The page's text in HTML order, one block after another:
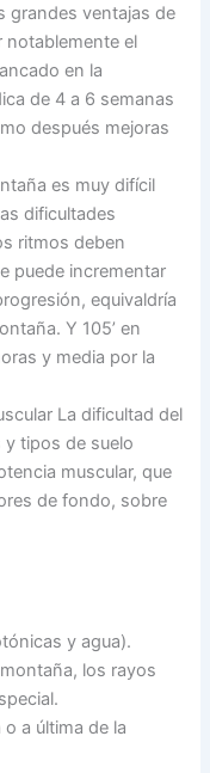
grandes ventajas de
notablemente el
en la
de 4 a 6 semanas
después mejoras
es muy difícil
dificultades
ritmos deben
puede incrementar
equivaldría
Y 105’ en
y media por la
La dificultad del
y tipos de suelo
muscular, que
de fondo, sobre
y agua).
los rayos
a última de la